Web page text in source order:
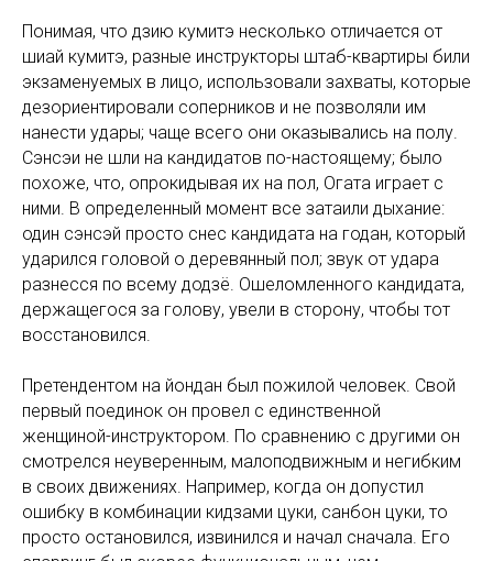
Понимая, что дзию кумитэ несколько отличается от
шиай кумитэ, разные инструкторы штаб-квартиры били
экзаменуемых в лицо, использовали захваты, которые
дезориентировали соперников и не позволяли им
нанести удары; чаще всего они оказывались на полу.
Сэнсэи не шли на кандидатов по-настоящему; было
похоже, что, опрокидывая их на пол, Огата играет с
ними. В определенный момент все затаили дыхание:
один сэнсэй просто снес кандидата на годан, который
ударился головой о деревянный пол; звук от удара
разнесся по всему додзё. Ошеломленного кандидата,
держащегося за голову, увели в сторону, чтобы тот
восстановился.
Претендентом на йондан был пожилой человек. Свой
первый поединок он провел с единственной
женщиной-инструктором. По сравнению с другими он
смотрелся неуверенным, малоподвижным и негибким
в своих движениях. Например, когда он допустил
ошибку в комбинации кидзами цуки, санбон цуки, то
просто остановился, извинился и начал сначала. Его